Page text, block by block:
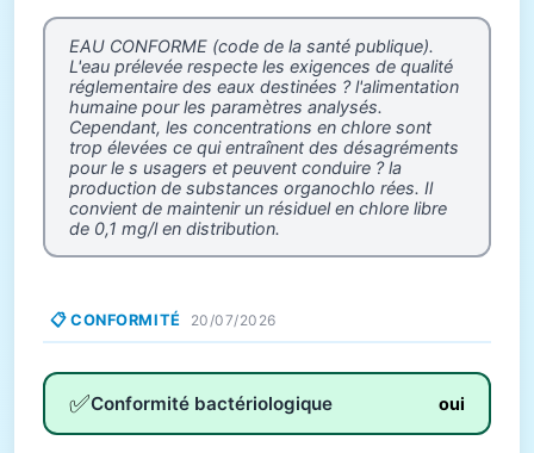
EAU CONFORME (code de la santé publique).
L'eau prélevée respecte les exigences de qualité
réglementaire des eaux destinées ? l'alimentation
humaine pour les paramètres analysés.
Cependant, les concentrations en chlore sont
trop élevées ce qui entraînent des désagréments
pour le s usagers et peuvent conduire ? la
production de substances organochlo rées. Il
convient de maintenir un résiduel en chlore libre
de 0,1 mg/l en distribution.
📋 CONFORMITÉ 20/07/2026
✅Conformité bactériologique oui